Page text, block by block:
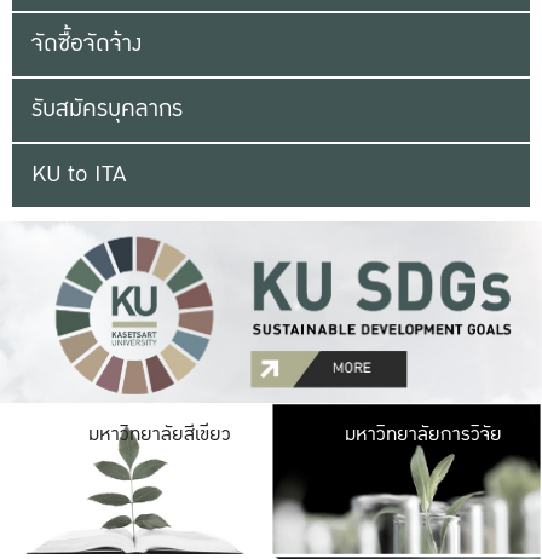
จัดซื้อจัดจ้าง
รับสมัครบุคลากร
KU to ITA
มหาวิทยาลัยสีเขียว มหาวิ
มีพื้นที่เขียวสดใส
เป็นป่าในเมือง เกษต
มหาวิทยาลัยการวิจัย